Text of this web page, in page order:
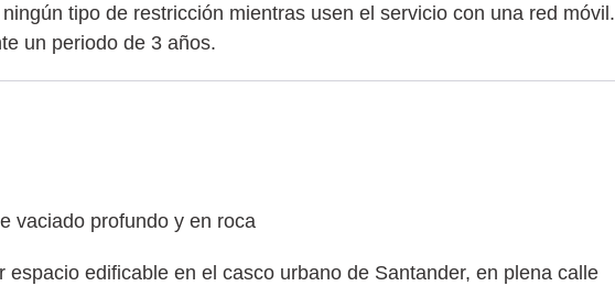
tipo de restricción mientras usen el servicio con una red móvil.
un periodo de 3 años.
vaciado profundo y en roca
edificable en el casco urbano de Santander, en plena calle